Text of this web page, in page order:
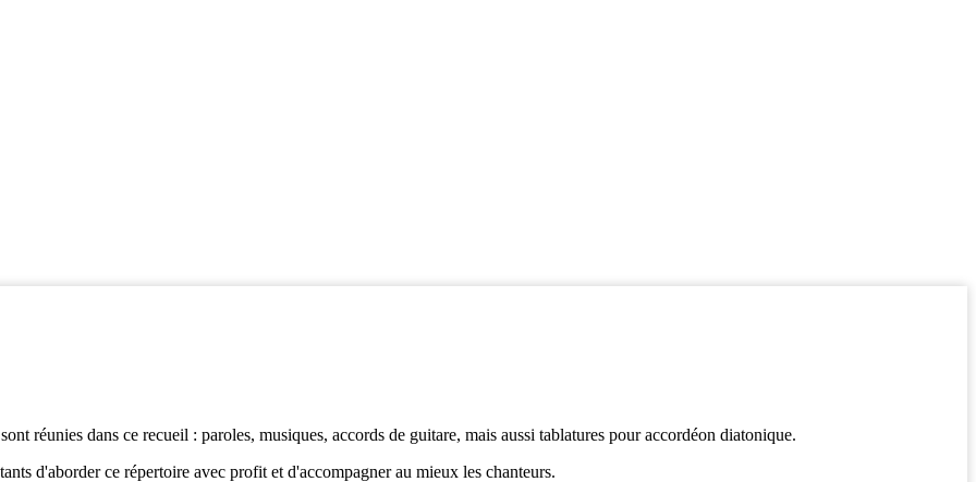
réunies dans ce recueil : paroles, musiques, accords de guitare, mais aussi tablatures pour accordéon diatonique.
d'aborder ce répertoire avec profit et d'accompagner au mieux les chanteurs.